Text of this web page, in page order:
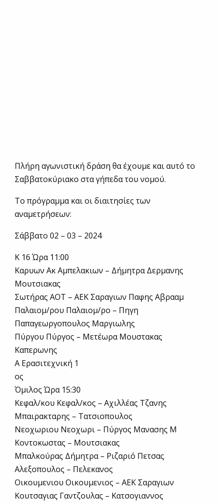
Πλήρη αγωνιστική δράση θα έχουμε και αυτό το
Σαββατοκύριακο στα γήπεδα του νομού.
Το πρόγραμμα και οι διαιτησίες των
αναμετρήσεων:
Σάββατο 02 – 03 – 2024
Κ 16 Ώρα 11:00
Καρυων Ακ Αμπελακιων – Δήμητρα Δερμανης
Μουτσιακας
Σωτήρας ΑΟΤ – ΑΕΚ Σαραγιων Παφης Αβρααμ
Παλαιομ/ρου Παλαιομ/ρο – Πηγη
Παπαγεωργοπουλος Μαργιωλης
Πύργου Πύργος – Μετέωρα Μουστακας
Καπερωνης
Α Ερασιτεχνική 1
ος
Όμιλος Ώρα 15:30
Κεφαλ/κου Κεφαλ/κος – Αχιλλέας Τζανης
Μπαιρακταρης – Τατσιοπουλος
Νεοχωριου Νεοχωρι – Πύργος Μανασης Μ
Κοντοκωστας – Μουτσιακας
Μπαλκούρας Δήμητρα – Ριζαριό Πετσας
Αλεξοπουλος – Πελεκανος
Οικουμενιου Οικουμενιος – ΑΕΚ Σαραγιων
Κουτσαγιας Γαντζουλας – Κατσογιαννος